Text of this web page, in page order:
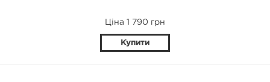
Ціна 1 790 грн
Купити